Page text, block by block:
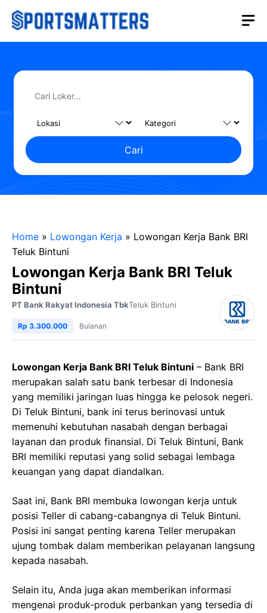
Langsung
Cari
Home » Lowongan Kerja » Lowongan Kerja Bank BRI
Teluk Bintuni
Lowongan Kerja Bank BRI Teluk
Bintuni
PT Bank Rakyat Indonesia TbkTeluk Bintuni
Rp 3.300.000 Bulanan
Lowongan Kerja Bank BRI Teluk Bintuni – Bank BRI
merupakan salah satu bank terbesar di Indonesia
yang memiliki jaringan luas hingga ke pelosok negeri.
Di Teluk Bintuni, bank ini terus berinovasi untuk
memenuhi kebutuhan nasabah dengan berbagai
layanan dan produk finansial. Di Teluk Bintuni, Bank
BRI memiliki reputasi yang solid sebagai lembaga
keuangan yang dapat diandalkan.
Saat ini, Bank BRI membuka lowongan kerja untuk
posisi Teller di cabang-cabangnya di Teluk Bintuni.
Posisi ini sangat penting karena Teller merupakan
ujung tombak dalam memberikan pelayanan langsung
kepada nasabah.
Selain itu, Anda juga akan memberikan informasi
mengenai produk-produk perbankan yang tersedia di